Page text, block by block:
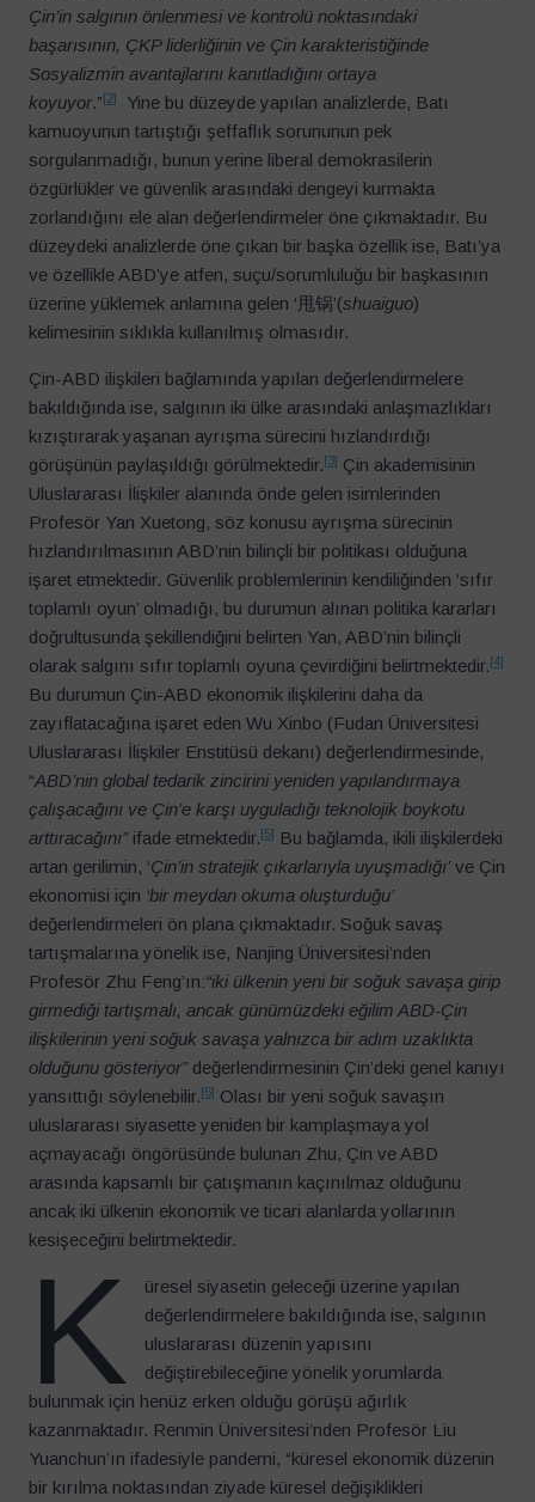
Çin’in salgının önlenmesi ve kontrolü noktasındaki
başarısının, ÇKP liderliğinin ve Çin karakteristiğinde
Sosyalizmin avantajlarını kanıtladığını ortaya
koyuyor.”[2]
Yine bu düzeyde yapılan analizlerde, Batı
kamuoyunun tartıştığı şeffaflık sorununun pek
sorgulanmadığı, bunun yerine liberal demokrasilerin
özgürlükler ve güvenlik arasındaki dengeyi kurmakta
zorlandığını ele alan değerlendirmeler öne çıkmaktadır. Bu
düzeydeki analizlerde öne çıkan bir başka özellik ise, Batı’ya
ve özellikle ABD’ye atfen, suçu/sorumluluğu bir başkasının
üzerine yüklemek anlamına gelen ‘甩锅’(shuaiguo)
kelimesinin sıklıkla kullanılmış olmasıdır.
Çin-ABD ilişkileri bağlamında yapılan değerlendirmelere
bakıldığında ise, salgının iki ülke arasındaki anlaşmazlıkları
kızıştırarak yaşanan ayrışma sürecini hızlandırdığı
görüşünün paylaşıldığı görülmektedir.[3] Çin akademisinin
Uluslararası İlişkiler alanında önde gelen isimlerinden
Profesör Yan Xuetong, söz konusu ayrışma sürecinin
hızlandırılmasının ABD’nin bilinçli bir politikası olduğuna
işaret etmektedir. Güvenlik problemlerinin kendiliğinden ‘sıfır
toplamlı oyun’ olmadığı, bu durumun alınan politika kararları
doğrultusunda şekillendiğini belirten Yan, ABD’nin bilinçli
olarak salgını sıfır toplamlı oyuna çevirdiğini belirtmektedir.[4]
Bu durumun Çin-ABD ekonomik ilişkilerini daha da
zayıflatacağına işaret eden Wu Xinbo (Fudan Üniversitesi
Uluslararası İlişkiler Enstitüsü dekanı) değerlendirmesinde,
“ABD’nin global tedarik zincirini yeniden yapılandırmaya
çalışacağını ve Çin’e karşı uyguladığı teknolojik boykotu
arttıracağını” ifade etmektedir.[5] Bu bağlamda, ikili ilişkilerdeki
artan gerilimin, ‘Çin’in stratejik çıkarlarıyla uyuşmadığı’ve Çin
ekonomisi için ‘bir meydan okuma oluşturduğu’
değerlendirmeleri ön plana çıkmaktadır. Soğuk savaş
tartışmalarına yönelik ise, Nanjing Üniversitesi’nden
Profesör Zhu Feng’ın:“iki ülkenin yeni bir soğuk savaşa girip
girmediği tartışmalı, ancak günümüzdeki eğilim ABD-Çin
ilişkilerinin yeni soğuk savaşa yalnızca bir adım uzaklıkta
olduğunu gösteriyor”değerlendirmesinin Çin’deki genel kanıyı
yansıttığı söylenebilir.[6] Olası bir yeni soğuk savaşın
uluslararası siyasette yeniden bir kamplaşmaya yol
açmayacağı öngörüsünde bulunan Zhu, Çin ve ABD
arasında kapsamlı bir çatışmanın kaçınılmaz olduğunu
ancak iki ülkenin ekonomik ve ticari alanlarda yollarının
kesişeceğini belirtmektedir.
K
üresel siyasetin geleceği üzerine yapılan
değerlendirmelere bakıldığında ise, salgının
uluslararası düzenin yapısını
değiştirebileceğine yönelik yorumlarda
bulunmak için henüz erken olduğu görüşü ağırlık
kazanmaktadır. Renmin Üniversitesi’nden Profesör Liu
Yuanchun’ın ifadesiyle pandemi, “küresel ekonomik düzenin
bir kırılma noktasından ziyade küresel değişiklikleri